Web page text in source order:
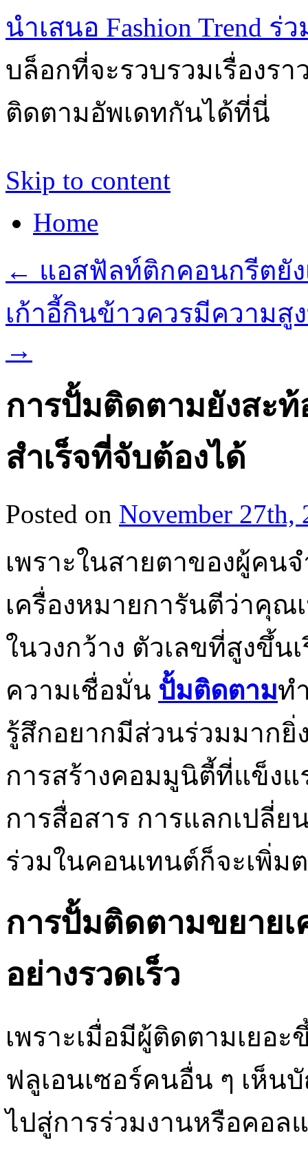
นำเสนอ Fashion Trend
บล็อกที่จะรวบรวมเรื่องร
ติดตามอัพเดทกันได้ที่นี่
Skip to content
Home
← แอสฟัลท์ติกคอนกรีตยั
เก้าอี้กินข้าวควรมีความสู
→
การปั้มติดตามยังสะ
สำเร็จที่จับต้องได้
Posted on November 27th,
เพราะในสายตาของผู้คน
เครื่องหมายการันตีว่าคุณ
ในวงกว้าง ตัวเลขที่สูงขึ้น
ความเชื่อมั่น ปั้มติดตามท
รู้สึกอยากมีส่วนร่วมมาก
การสร้างคอมมูนิตี้ที่แข็งแ
การสื่อสาร การแลกเปลี่
ร่วมในคอนเทนต์ก็จะเพิ่ม
การปั้มติดตามขยาย
อย่างรวดเร็ว
เพราะเมื่อมีผู้ติดตามเยอ
ฟลูเอนเซอร์คนอื่น ๆ เห็
ไปสู่การร่วมงานหรือคอล